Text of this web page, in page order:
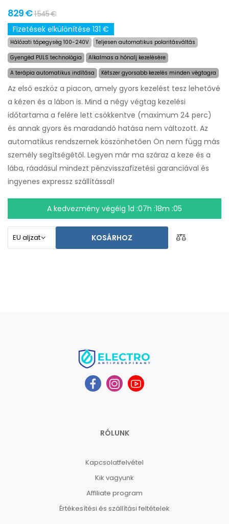
829 €1 545 €
Fizetések elkülönítése 131 €
Hálózati tápegység 100-240V
Teljesen automatikus polaritásváltás
Gyengéd PULS technológia
Alkalmas a hónalj kezelésére
A terápia automatikus indítása
Kétszer gyorsabb kezelés minden végtagra
Az első eszköz a piacon, amely gyors kezelést tesz lehetővé
a kézen és a lábon is. Mind a négy végtag kezelési
időtartama a felére lett csökkentve (maximum 24 perc)
és annak gyors és maradandó hatása nem változott. Az
automatikus rendszernek köszönhetően Ön nem függ más
személy segítségétől. Legyen már ma száraz a keze és a
lába, ráadásul mindezt pénzvisszafizetési garanciával és
ingyenes expressz szállítással!
A kedvezmény végéig 1d :07h :18m :04
KOSÁRHOZ
RÓLUNK
Kapcsolatfelvétel
Kik vagyunk
Affiliate program
Értékesítési és szállítási feltételek